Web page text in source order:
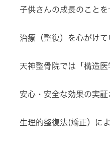
子供さんの成長のこと
治療（整復）を心がけて
天神整骨院では「構造医
安心・安全な効果の実
生理的整復法(矯正）に